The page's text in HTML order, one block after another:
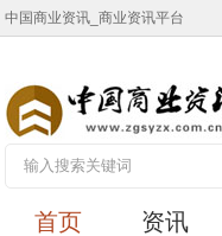
中国商业资讯_商业资讯平台
首页 资讯